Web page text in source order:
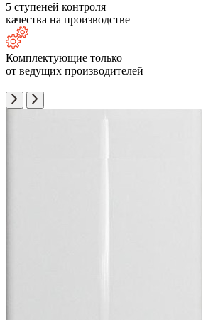
5 ступеней контроля
качества на производстве
Комплектующие только
от ведущих производителей